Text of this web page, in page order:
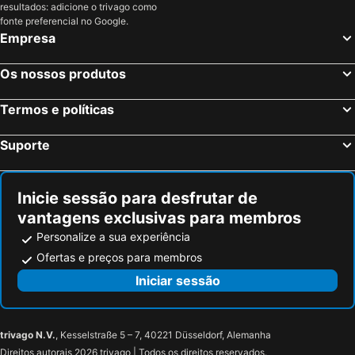
Albitreccia, Córsega Hotéis
Nice, Provença-Alpes-Costa Azul Hotéis
Estrasburgo, Alsácia Hotéis
Bordéus, Aquitânia Hotéis
Colmar, Alsácia Hotéis
resultados: adicione o trivago como
fonte preferencial no Google.
Empresa
Os nossos produtos
Termos e políticas
Suporte
Inicie sessão para desfrutar de
vantagens exclusivas para membros
Personalize a sua experiência
Ofertas e preços para membros
Iniciar sessão
trivago N.V., Kesselstraße 5 – 7, 40221 Düsseldorf, Alemanha
Direitos autorais 2026 trivago | Todos os direitos reservados.